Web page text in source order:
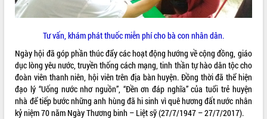
LIÊN KẾT WEB
Tư vấn, khám phát thuốc miễn phí cho bà con nhân dân.
Ngày hội đã góp phần thúc đẩy các hoạt động hướng về cộng đồng, giáo
dục lòng yêu nước, truyền thống cách mạng, tinh thần tự hào dân tộc cho
đoàn viên thanh niên, hội viên trên địa bàn huyện. Đồng thời đã thể hiện
đạo lý “Uống nước nhơ nguồn”, “Đền ơn đáp nghĩa” của tuổi trẻ huyện
nhà để tiếp bước những anh hùng đã hi sinh vì quê hương đất nước nhân
kỷ niệm 70 năm Ngày Thương binh – Liệt sỹ (27/7/1947 – 27/7/2017).